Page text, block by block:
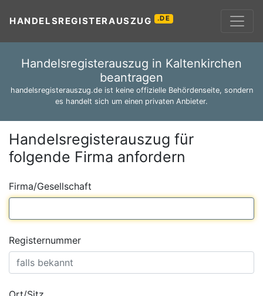
HANDELSREGISTERAUSZUG .DE
Handelsregisterauszug in Kaltenkirchen
beantragen
handelsregisterauszug.de ist keine offizielle Behördenseite, sondern
es handelt sich um einen privaten Anbieter.
Handelsregisterauszug für
folgende Firma anfordern
Firma/Gesellschaft
Registernummer